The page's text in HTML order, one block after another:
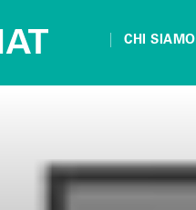
CHI SIAMO